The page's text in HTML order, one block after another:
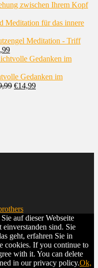
zwischen Ihrem Kopf
Meditation für das innere
Meditation - Triff
Gedanken im
€14,99
auf dieser Webseite
sind. Sie
geht, erfahren Sie in
cookies. If you continue to
with it. You can delete
in our privacy policy.Ok,